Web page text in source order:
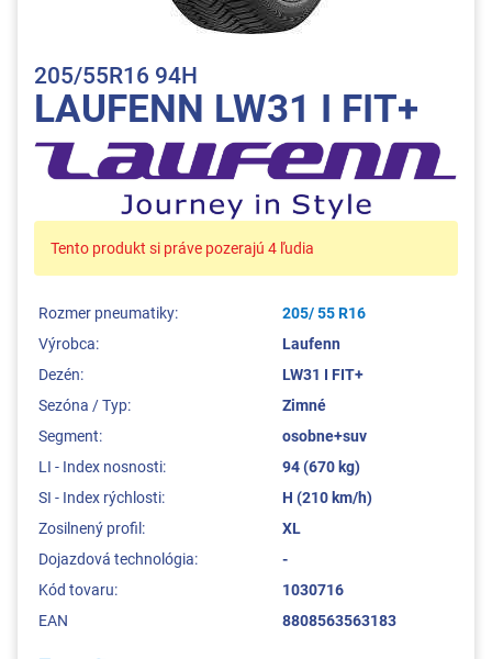
205/55R16 94H
LAUFENN LW31 I FIT+
Tento produkt si práve pozerajú 4 ľudia
Rozmer pneumatiky:
205/ 55 R16
Výrobca:
Laufenn
Dezén:
LW31 I FIT+
Sezóna / Typ:
Zimné
Segment:
osobne+suv
LI - Index nosnosti:
94 (670 kg)
SI - Index rýchlosti:
H (210 km/h)
Zosilnený profil:
XL
Dojazdová technológia:
-
Kód tovaru:
1030716
EAN
8808563563183